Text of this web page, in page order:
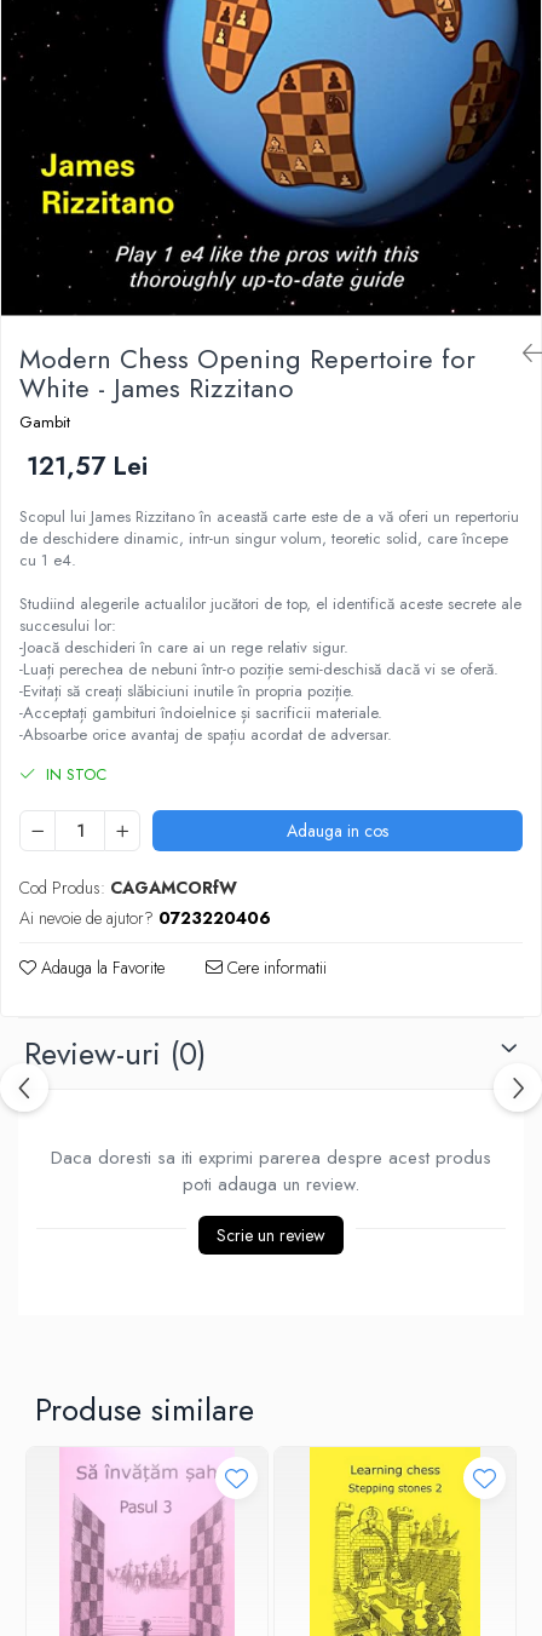
Finaluri
Instruire Generala
Instruire Generala
Lemn De Boxwood
Lemn De Carpen (hornbeam)
Lemn De Sheesham
Piese de sah DGT
Piese De Sah Tematice Din Plastic
Piese Din Lemn
Piese Din Plastic
Piese rezerva
Piese sah electronice
Piese Sah Tematice
Puzzle
Sah Magnetic India
Set Sah + Table/backgammon
Seturi Sah
Ceasuri De Sah Digitale
Step 1
Step 2
Step 6
Tabla De Demonstratie
Modern Chess Opening Repertoire for
White - James Rizzitano
Gambit
121,57 Lei
Scopul lui James Rizzitano în această carte este de a vă oferi un repertoriu
de deschidere dinamic, intr-un singur volum, teoretic solid, care începe
cu 1 e4.
Studiind alegerile actualilor jucători de top, el identifică aceste secrete ale
succesului lor:
-Joacă deschideri în care ai un rege relativ sigur.
-Luați perechea de nebuni într-o poziție semi-deschisă dacă vi se oferă.
-Evitați să creați slăbiciuni inutile în propria poziție.
-Acceptați gambituri îndoielnice și sacrificii materiale.
-Absoarbe orice avantaj de spațiu acordat de adversar.
IN STOC
Adauga in cos
Cod Produs: CAGAMCORfW
Ai nevoie de ajutor? 0723220406
Adauga la Favorite Cere informatii
Review-uri (0)
Daca doresti sa iti exprimi parerea despre acest produs
poti adauga un review.
Scrie un review
Produse similare